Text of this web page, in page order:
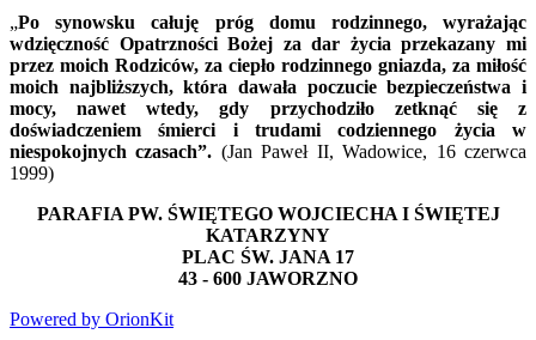
„Po synowsku całuję próg domu rodzinnego, wyrażając
wdzięczność Opatrzności Bożej za dar życia przekazany mi
przez moich Rodziców, za ciepło rodzinnego gniazda, za miłość
moich najbliższych, która dawała poczucie bezpieczeństwa i
mocy, nawet wtedy, gdy przychodziło zetknąć się z
doświadczeniem śmierci i trudami codziennego życia w
niespokojnych czasach”. (Jan Paweł II, Wadowice, 16 czerwca
1999)
PARAFIA PW. ŚWIĘTEGO WOJCIECHA I ŚWIĘTEJ
KATARZYNY
PLAC ŚW. JANA 17
43 - 600 JAWORZNO
Powered by OrionKit